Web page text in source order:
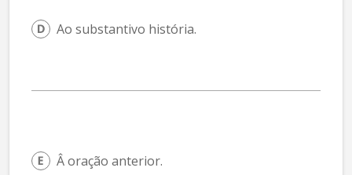
Ao substantivo história.
Â oração anterior.